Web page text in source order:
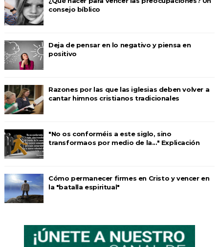
consejo bíblico
Deja de pensar en lo negativo y piensa en
positivo
Razones por las que las iglesias deben volver a
cantar himnos cristianos tradicionales
"No os conforméis a este siglo, sino
transformaos por medio de la..." Explicación
Cómo permanecer firmes en Cristo y vencer en
la "batalla espiritual"